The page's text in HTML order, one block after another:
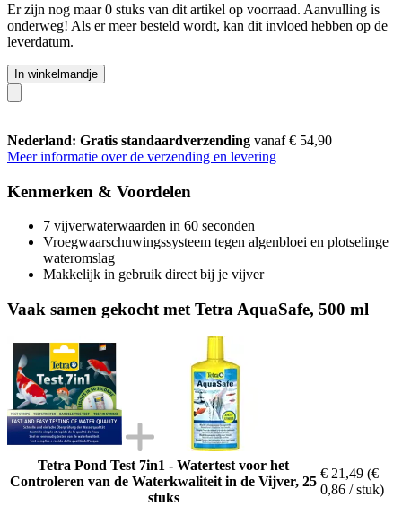
Er zijn nog maar 0 stuks van dit artikel op voorraad. Aanvulling is
onderweg! Als er meer besteld wordt, kan dit invloed hebben op de
leverdatum.
In winkelmandje
Nederland: Gratis standaardverzending vanaf € 54,90
Meer informatie over de verzending en levering
Kenmerken & Voordelen
7 vijverwaterwaarden in 60 seconden
Vroegwaarschuwingssysteem tegen algenbloei en plotselinge
wateromslag
Makkelijk in gebruik direct bij je vijver
Vaak samen gekocht met Tetra AquaSafe, 500 ml
Tetra Pond Test 7in1 - Watertest voor het
Controleren van de Waterkwaliteit in de Vijver, 25
stuks
€ 21,49 (€
0,86 / stuk)